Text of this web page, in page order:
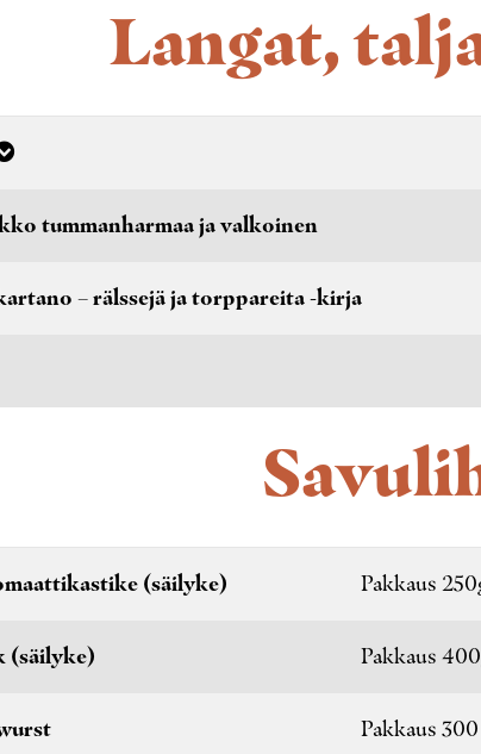
Langat,
tummanharmaa ja valkoinen
– rälssejä ja torppareita -kirja
(säilyke) Pakkaus
(säilyke) Pakkaus
Pakkaus